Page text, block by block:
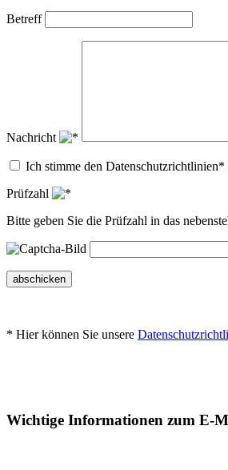
Betreff
Nachricht
Ich stimme den Datenschutzrichtlinien*
Prüfzahl
Bitte geben Sie die Prüfzahl in das
abschicken
* Hier können Sie unsere
Wichtige Informationen zum E-